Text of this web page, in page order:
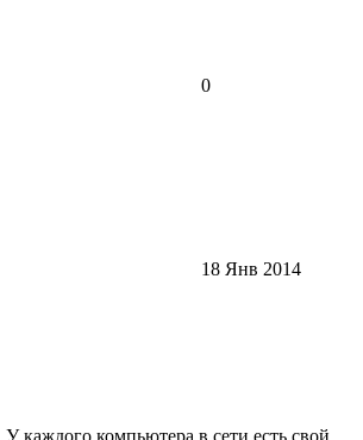
0
18 Янв 2014
У каждого компьютера в сети есть свой